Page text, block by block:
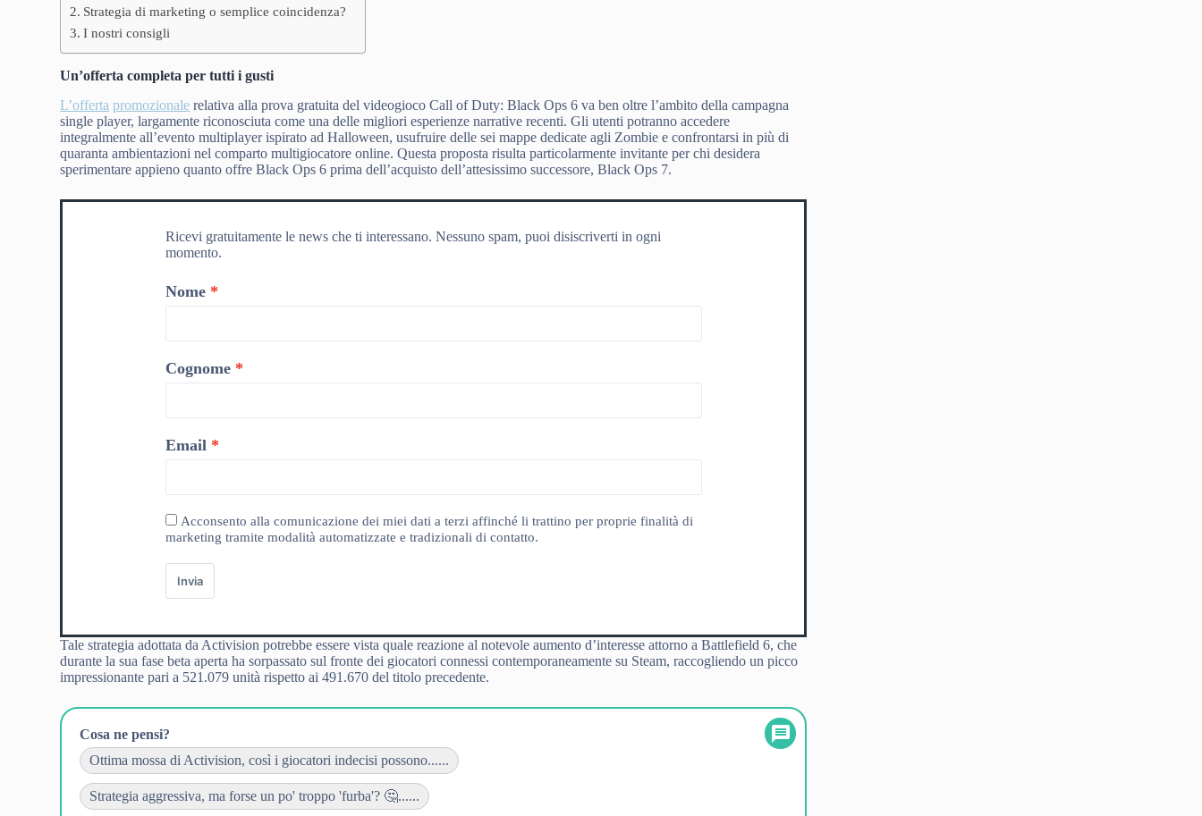
Strategia di marketing o semplice coincidenza?
I nostri consigli
Un’offerta completa per tutti i gusti
L’offerta promozionale relativa alla prova gratuita del videogioco Call of Duty: Black Ops 6 va ben oltre l’ambito della campagna
single player, largamente riconosciuta come una delle migliori esperienze narrative recenti. Gli utenti potranno accedere
integralmente all’evento multiplayer ispirato ad Halloween, usufruire delle sei mappe dedicate agli Zombie e confrontarsi in più di
quaranta ambientazioni nel comparto multigiocatore online. Questa proposta risulta particolarmente invitante per chi desidera
sperimentare appieno quanto offre Black Ops 6 prima dell’acquisto dell’attesissimo successore, Black Ops 7.
Ricevi gratuitamente le news che ti interessano. Nessuno spam, puoi disiscriverti in ogni
momento.
Nome
Cognome
Email
Acconsento alla comunicazione dei miei dati a terzi affinché li trattino per proprie finalità di
marketing tramite modalità automatizzate e tradizionali di contatto.
Invia
Tale strategia adottata da Activision potrebbe essere vista quale reazione al notevole aumento d’interesse attorno a Battlefield 6, che
durante la sua fase beta aperta ha sorpassato sul fronte dei giocatori connessi contemporaneamente su Steam, raccogliendo un picco
impressionante pari a 521.079 unità rispetto ai 491.670 del titolo precedente.
Cosa ne pensi?
Ottima mossa di Activision, così i giocatori indecisi possono......
Strategia aggressiva, ma forse un po' troppo 'furba'? 🤔......